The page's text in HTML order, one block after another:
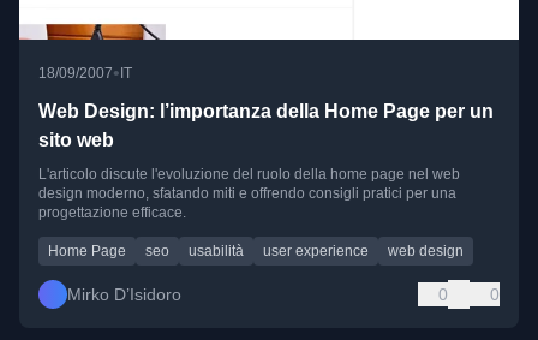
18/09/2007•IT
Web Design: l’importanza della Home Page per un
sito web
L'articolo discute l'evoluzione del ruolo della home page nel web
design moderno, sfatando miti e offrendo consigli pratici per una
progettazione efficace.
Home Page seo usabilità user experience web design
Mirko D’Isidoro 0 0